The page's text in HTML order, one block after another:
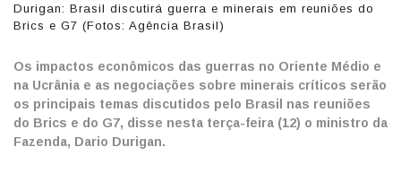
Durigan: Brasil discutirá guerra e minerais em reuniões do
Brics e G7 (Fotos: Agência Brasil)
Os impactos econômicos das guerras no Oriente Médio e
na Ucrânia e as negociações sobre minerais críticos serão
os principais temas discutidos pelo Brasil nas reuniões
do Brics e do G7, disse nesta terça-feira (12) o ministro da
Fazenda, Dario Durigan.